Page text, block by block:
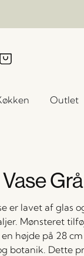
Outlet
Grå
er lavet af glas
Mønsteret
en højde på 28
botanik. Dette